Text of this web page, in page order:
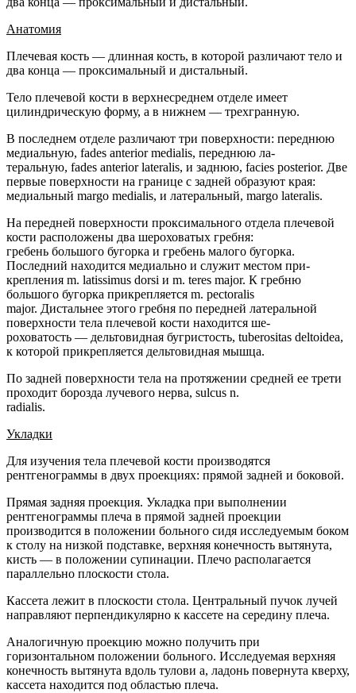
Анатомия
Плечевая кость — длинная кость, в которой различают тело и
два конца — проксимальный и дистальный.
Тело плечевой кости в верхнесреднем отделе имеет
цилиндрическую форму, а в нижнем — трехгранную.
В последнем отделе различают три поверхности: переднюю
медиальную, fades anterior medialis, переднюю ла-
теральную, fades anterior lateralis, и заднюю, facies posterior. Две
первые поверхности на границе с задней образуют края:
медиальный margo medialis, и латеральный, margo lateralis.
На передней поверхности проксимального отдела плечевой
кости расположены два шероховатых гребня:
гребень большого бугорка и гребень малого бугорка.
Последний находится медиально и служит местом при-
крепления m. latissimus dorsi и m. teres major. К гребню
большого бугорка прикрепляется m. pectoralis
major. Дистальнее этого гребня по передней латеральной
поверхности тела плечевой кости находится ше-
роховатость — дельтовидная бугристость, tuberositas deltoidea,
к которой прикрепляется дельтовидная мышца.
По задней поверхности тела на протяжении средней ее трети
проходит борозда лучевого нерва, sulcus n.
radialis.
Укладки
Для изучения тела плечевой кости производятся
рентгенограммы в двух проекциях: прямой задней и боковой.
Прямая задняя проекция. Укладка при выполнении
рентгенограммы плеча в прямой задней проекции
производится в положении больного сидя исследуемым боком
к столу на низкой подставке, верхняя конечность вытянута,
кисть — в положении супинации. Плечо располагается
параллельно плоскости стола.
Кассета лежит в плоскости стола. Центральный пучок лучей
направляют перпендикулярно к кассете на середину плеча.
Аналогичную проекцию можно получить при
горизонтальном положении больного. Исследуемая верхняя
конечность вытянута вдоль тулови а, ладонь повернута кверху,
кассета находится под областью плеча.